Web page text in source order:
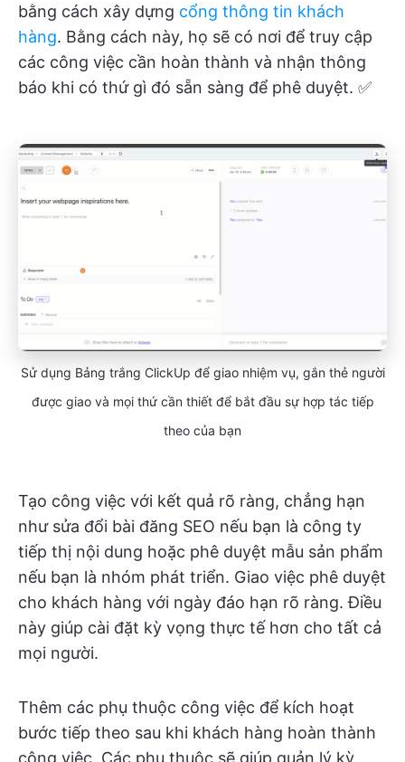
bằng cách xây dựng cổng thông tin khách
hàng. Bằng cách này, họ sẽ có nơi để truy cập
các công việc cần hoàn thành và nhận thông
báo khi có thứ gì đó sẵn sàng để phê duyệt. ✅
Sử dụng Bảng trắng ClickUp để giao nhiệm vụ, gắn thẻ người
được giao và mọi thứ cần thiết để bắt đầu sự hợp tác tiếp
theo của bạn
Tạo công việc với kết quả rõ ràng, chẳng hạn
như sửa đổi bài đăng SEO nếu bạn là công ty
tiếp thị nội dung hoặc phê duyệt mẫu sản phẩm
nếu bạn là nhóm phát triển. Giao việc phê duyệt
cho khách hàng với ngày đáo hạn rõ ràng. Điều
này giúp cài đặt kỳ vọng thực tế hơn cho tất cả
mọi người.
Thêm các phụ thuộc công việc để kích hoạt
bước tiếp theo sau khi khách hàng hoàn thành
công việc. Các phụ thuộc sẽ giúp quản lý kỳ